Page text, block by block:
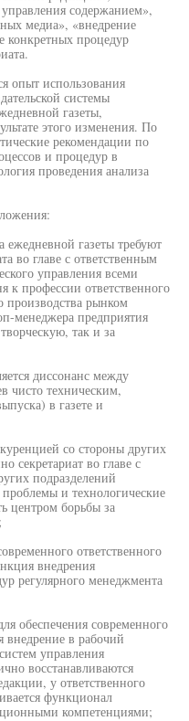
содержанием»,
медиа», «внедрение
конкретных процедур
опыт использования
системы
газеты,
этого изменения. По
рекомендации по
и процедур в
проведения анализа
ежедневной газеты требуют
во главе с ответственным
управления всеми
к профессии ответственного
производства рынком
менеджера предприятия
так и за
диссонанс между
чисто техническим,
в газете и
со стороны других
во главе с
подразделений
и технологические
центром борьбы за
ответственного
внедрения
регулярного менеджмента
обеспечения современного
внедрение в рабочий
управления
восстанавливаются
у ответственного
функционал
компетенциями;